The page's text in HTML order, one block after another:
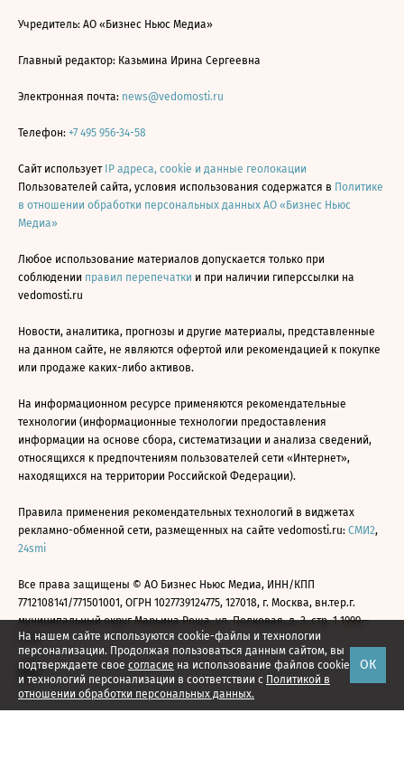
На нашем сайте используются cookie-файлы и технологии
персонализации. Продолжая пользоваться данным сайтом, вы
подтверждаете свое согласие на использование файлов cookie
и технологий персонализации в соответствии с Политикой в
отношении обработки персональных данных.
ОК
Учредитель: АО «Бизнес Ньюс Медиа»
Главный редактор: Казьмина Ирина Сергеевна
Электронная почта: news@vedomosti.ru
Телефон: +7 495 956-34-58
Сайт использует IP адреса, cookie и данные геолокации
Пользователей сайта, условия использования содержатся в Политике
в отношении обработки персональных данных АО «Бизнес Ньюс
Медиа»
Любое использование материалов допускается только при
соблюдении правил перепечатки и при наличии гиперссылки на
vedomosti.ru
Новости, аналитика, прогнозы и другие материалы, представленные
на данном сайте, не являются офертой или рекомендацией к покупке
или продаже каких-либо активов.
На информационном ресурсе применяются рекомендательные
технологии (информационные технологии предоставления
информации на основе сбора, систематизации и анализа сведений,
относящихся к предпочтениям пользователей сети «Интернет»,
находящихся на территории Российской Федерации).
Правила применения рекомендательных технологий в виджетах
рекламно-обменной сети, размещенных на сайте vedomosti.ru: СМИ2,
24smi
Все права защищены © АО Бизнес Ньюс Медиа, ИНН/КПП
7712108141/771501001, ОГРН 1027739124775, 127018, г. Москва, вн.тер.г.
муниципальный округ Марьина Роща, ул. Полковая, д. 3, стр. 1 1999—
2026